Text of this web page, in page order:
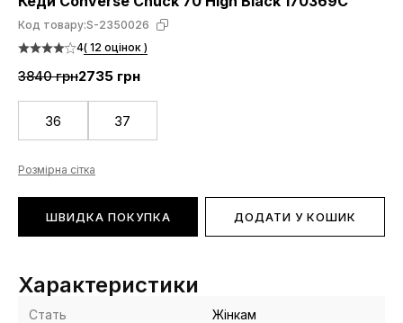
Код товару:S-2350026
4( 12 оцінок )
3840 грн2735 грн
36 37
Розмірна сітка
ШВИДКА ПОКУПКА ДОДАТИ У КОШИК
Характеристики
Стать Жінкам